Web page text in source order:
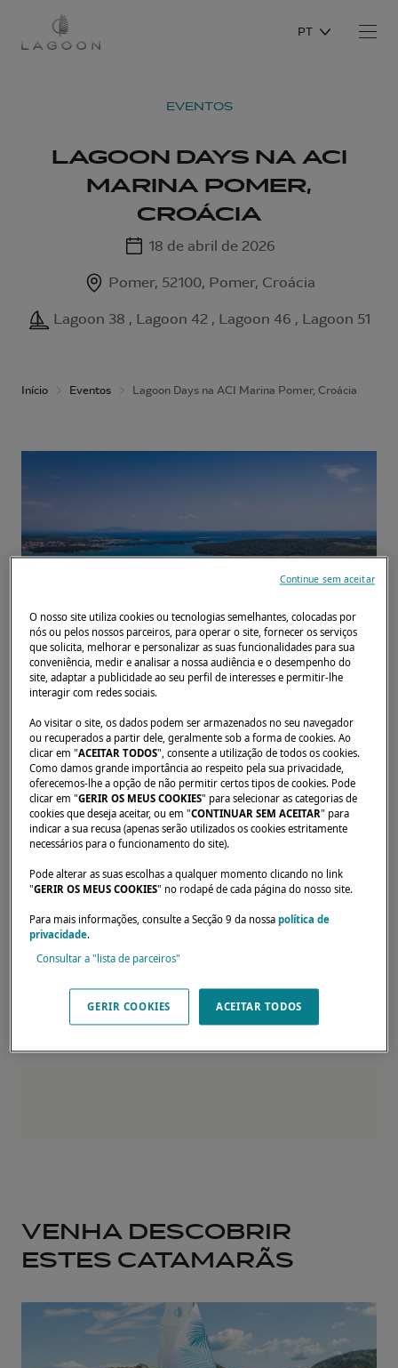
PT
EVENTOS
LAGOON DAYS NA ACI
MARINA POMER,
CROÁCIA
18 de abril de 2026
Pomer, 52100, Pomer, Croácia
Lagoon 38 , Lagoon 42 , Lagoon 46 , Lagoon 51
Início Eventos Lagoon Days na ACI Marina Pomer, Croácia
Junte-se à Master Yachting nos exclusivos
Lagoon Days no dia 18 de abril na ACI Marina
Pomer e descubra em primeira mão o
universo dos catamarãs Lagoon. Suba a
bordo e participe em provas de mar dos
impressionantes Lagoon 38, Lagoon 42,
Lagoon 46 e Lagoon 51, encontrando o
modelo que melhor corresponde às suas
ambições de navegação.
Convidamo-lo a reservar o seu lugar
preenchendo o formulário abaixo.
Esperamos recebê-lo a bordo!
VENHA DESCOBRIR
ESTES CATAMARÃS
O nosso site utiliza cookies ou tecnologias semelhantes, colocadas por
nós ou pelos nossos parceiros, para operar o site, fornecer os serviços
que solicita, melhorar e personalizar as suas funcionalidades para sua
conveniência, medir e analisar a nossa audiência e o desempenho do
site, adaptar a publicidade ao seu perfil de interesses e permitir-lhe
interagir com redes sociais.
Ao visitar o site, os dados podem ser armazenados no seu navegador
ou recuperados a partir dele, geralmente sob a forma de cookies. Ao
clicar em "ACEITAR TODOS", consente a utilização de todos os cookies.
Como damos grande importância ao respeito pela sua privacidade,
oferecemos-lhe a opção de não permitir certos tipos de cookies. Pode
clicar em "GERIR OS MEUS COOKIES" para selecionar as categorias de
cookies que deseja aceitar, ou em "CONTINUAR SEM ACEITAR" para
indicar a sua recusa (apenas serão utilizados os cookies estritamente
necessários para o funcionamento do site).
Pode alterar as suas escolhas a qualquer momento clicando no link
"GERIR OS MEUS COOKIES" no rodapé de cada página do nosso site.
Para mais informações, consulte a Secção 9 da nossapolítica de
privacidade.
Consultar a "lista de parceiros"
GERIR COOKIES ACEITAR TODOS
Continue sem aceitar